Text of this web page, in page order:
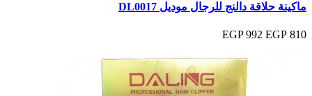
ماكينة حلاقة دالنج للرجال موديل DL0017
810 EGP
992 EGP